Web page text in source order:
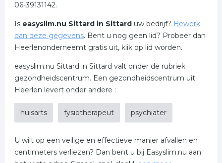
06-39131142.
Is easyslim.nu Sittard in Sittarduw bedrijf? Bewerk
dan deze gegevens. Bent u nog geen lid? Probeer dan
Heerlenonderneemt gratis uit, klik op lid worden.
easyslim.nu Sittard in Sittard valt onder de rubriek
gezondheidscentrum. Een gezondheidscentrum uit
Heerlen levert onder andere :
huisarts fysiotherapeut psychiater
U wilt op een veilige en effectieve manier afvallen en
centimeters verliezen? Dan bent u bij Easyslim.nu aan